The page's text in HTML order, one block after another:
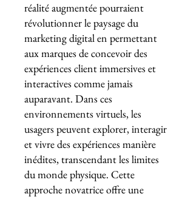
réalité augmentée pourraient
révolutionner le paysage du
marketing digital en permettant
aux marques de concevoir des
expériences client immersives et
interactives comme jamais
auparavant. Dans ces
environnements virtuels, les
usagers peuvent explorer, interagir
et vivre des expériences manière
inédites, transcendant les limites
du monde physique. Cette
approche novatrice offre une